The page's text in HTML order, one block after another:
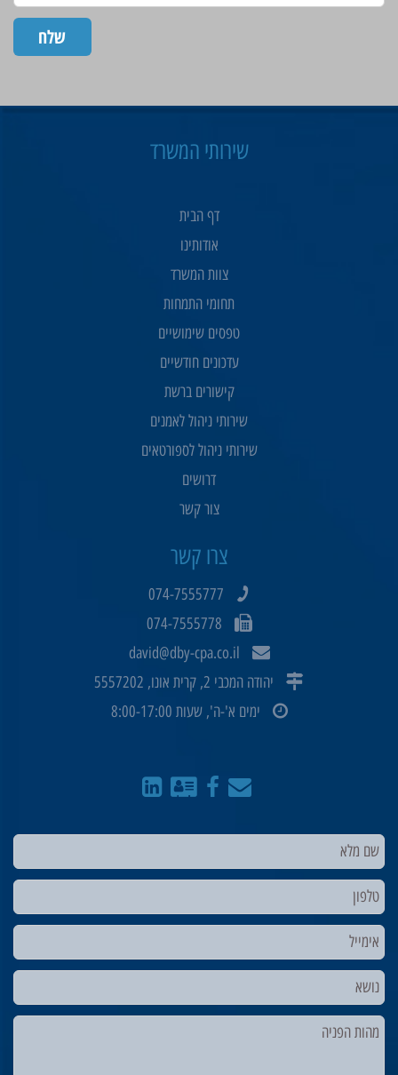
שירותי המשרד
דף הבית
אודותינו
צוות המשרד
תחומי התמחות
טפסים שימושיים
עדכונים חודשיים
קישורים ברשת
שירותי ניהול לאמנים
שירותי ניהול לספורטאים
דרושים
צור קשר
צרו קשר
074-7555777
074-7555778
david@dby-cpa.co.il
יהודה המכבי 2, קרית אונו, 5557202
ימים א'-ה', שעות 8:00-17:00